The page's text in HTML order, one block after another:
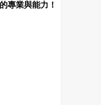
專業與能力！